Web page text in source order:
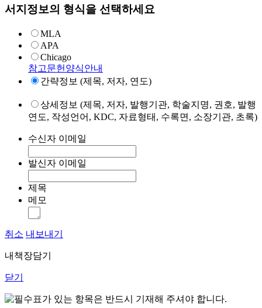
서지정보의 형식을 선택하세요
MLA
APA
Chicago
참고문헌양식안내
간략정보 (제목, 저자, 연도)
상세정보 (제목, 저자, 발행기관, 학술지명, 권호, 발행
연도, 작성언어, KDC, 자료형태, 수록면, 소장기관, 초록)
수신자 이메일
발신자 이메일
제목
메모
취소 내보내기
내책장담기
닫기
표가 있는 항목은 반드시 기재해 주셔야 합니다.